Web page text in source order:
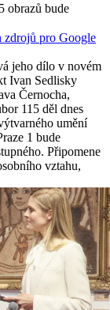
obrazů bude
zdrojů pro Google
jeho dílo v novém
Ivan Sedlisky
Černocha,
115 děl dnes
umění
1 bude
Připomene
vztahu,